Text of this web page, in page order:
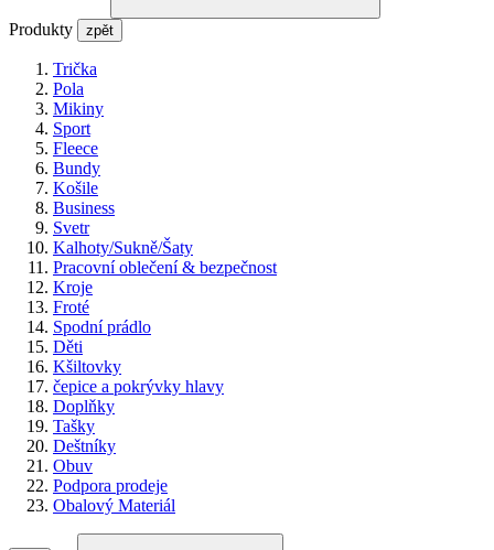
Produkty zpět
Trička
Pola
Mikiny
Sport
Fleece
Bundy
Košile
Business
Svetr
Kalhoty/Sukně/Šaty
Pracovní oblečení & bezpečnost
Kroje
Froté
Spodní prádlo
Děti
Kšiltovky
čepice a pokrývky hlavy
Doplňky
Tašky
Deštníky
Obuv
Podpora prodeje
Obalový Materiál